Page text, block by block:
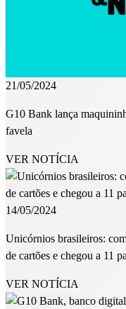
21/05/2024
G10 Bank lança
favela
VER NOTÍCIA
14/05/2024
Unicórnios brasileiros:
de cartões e chegou a 11
VER NOTÍCIA